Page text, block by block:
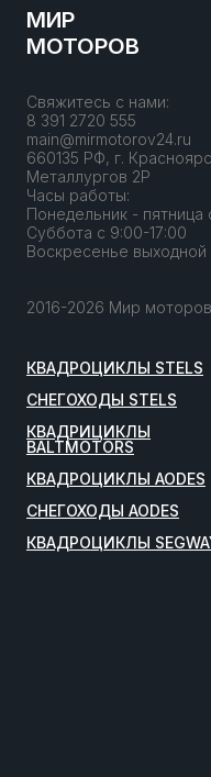
МИР
МОТОРОВ
Свяжитесь с нами:
8 391 2720 555
main@mirmotorov24.ru
660135 РФ, г.
Металлургов 2Р
Часы работы:
Понедельник - пятница
Суббота с 9:00-17:00
Воскресенье выходной
2016-2026 Мир моторов
КВАДРОЦИКЛЫ STELS
СНЕГОХОДЫ STELS
КВАДРИЦИКЛЫ
BALTMOTORS
КВАДРОЦИКЛЫ AODES
СНЕГОХОДЫ AODES
КВАДРОЦИКЛЫ